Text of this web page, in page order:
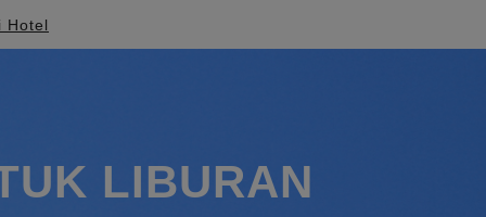
Hotel
LIBURAN